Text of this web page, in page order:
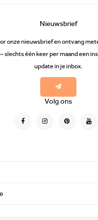
Nieuwsbrief
onze nieuwsbrief en ontvang
slechts één keer per maand een
update in je inbox.
Volg ons